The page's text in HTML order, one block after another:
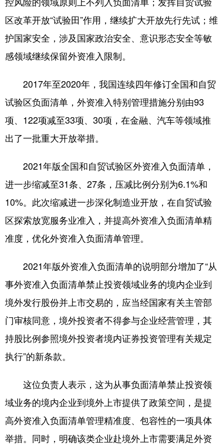
区改革开放“试验田”作用，继续扩大开放先行先试；维
护国家安全，涉及国家政治安全、意识形态安全等敏
感领域继续保留外资准入限制。
2017年至2020年，我国连续四年修订全国和自贸
试验区负面清单，外资准入特别管理措施分别由93
项、122项减至33项、30项，在金融、汽车等领域推
出了一批重大开放举措。
2021年版全国和自贸试验区外资准入负面清单，
进一步缩减至31条、27条，压减比例分别为6.1%和
10%。此次缩减进一步深化制造业开放，在自贸试验
区探索放宽服务业准入，并提高外资准入负面清单精
准度，优化外资准入负面清单管理。
2021年版外资准入负面清单的说明部分增加了“从
事外资准入负面清单禁止投资领域业务的境内企业到
境外发行股份并上市交易的，应当经国家有关主管部
门审核同意，境外投资者不得参与企业经营管理，其
持股比例参照境外投资者境内证券投资管理有关规定
执行”的新条款。
这位负责人表示，这为从事负面清单禁止投资领
域业务的境内企业到境外上市提供了政策空间，是提
高外资准入负面清单管理精准度、包容性的一项具体
举措。同时，明确该类企业赴境外上市需要满足外资